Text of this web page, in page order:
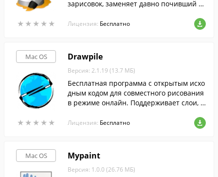
★ ★ ★ ★ ★
★ ★ ★ ★ ★
зарисовок, заменяет давно почивший M
Лицензия: Бесплатно
Mac OS
★ ★ ★ ★ ★
★ ★ ★ ★ ★
Drawpile
Версия: 2.1.19 (13.7 МБ)
Бесплатная программа с открытым исхо
дным кодом для совместного рисования
в режиме онлайн. Поддерживает слои, г
Лицензия: Бесплатно
Mac OS Mypaint
Версия: 1.0.0 (26.76 МБ)